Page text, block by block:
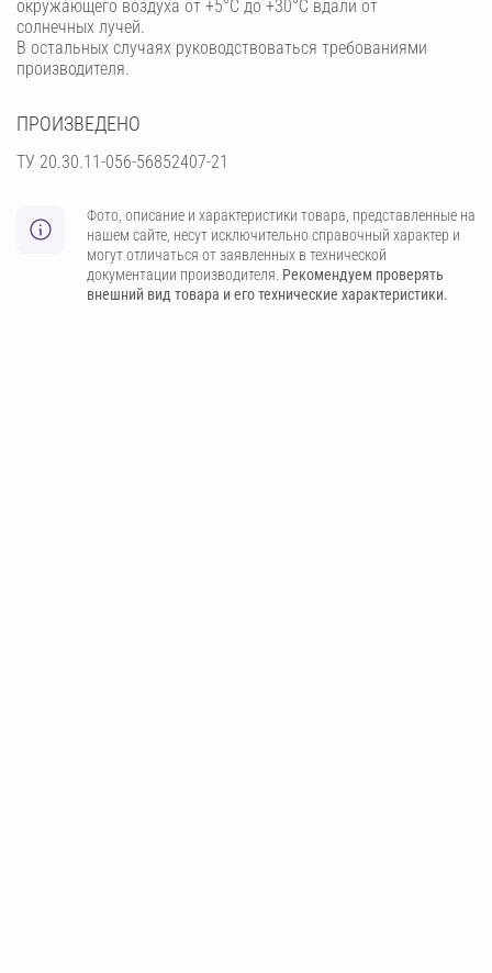
окружающего воздуха от +5°С до +30°С вдали от
солнечных лучей.
В остальных случаях руководствоваться требованиями
производителя.
ПРОИЗВЕДЕНО
ТУ 20.30.11-056-56852407-21
Фото, описание и характеристики товара, представленные на
нашем сайте, несут исключительно справочный характер и
могут отличаться от заявленных в технической
документации производителя. Рекомендуем проверять
внешний вид товара и его технические характеристики.